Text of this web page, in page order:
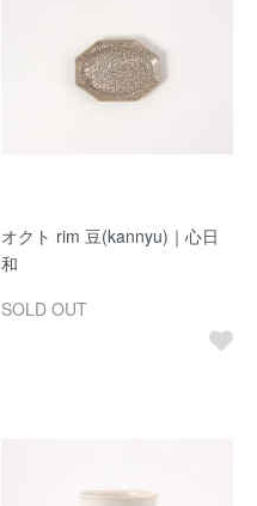
オクト rim 豆(kannyu)｜心日
和
SOLD OUT